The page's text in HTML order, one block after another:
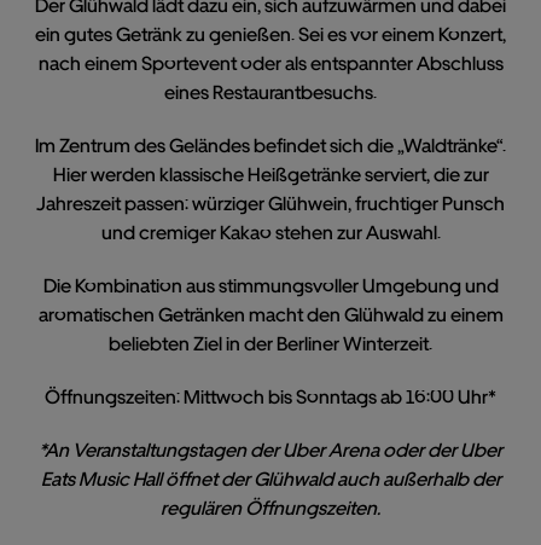
Der Glühwald lädt dazu ein, sich aufzuwärmen und dabei
ein gutes Getränk zu genießen. Sei es vor einem Konzert,
nach einem Sportevent oder als entspannter Abschluss
eines Restaurantbesuchs.
Im Zentrum des Geländes befindet sich die „Waldtränke“.
Hier werden klassische Heißgetränke serviert, die zur
Jahreszeit passen: würziger Glühwein, fruchtiger Punsch
und cremiger Kakao stehen zur Auswahl.
Die Kombination aus stimmungsvoller Umgebung und
aromatischen Getränken macht den Glühwald zu einem
beliebten Ziel in der Berliner Winterzeit.
Öffnungszeiten:Mittwoch bis Sonntags ab 16:00 Uhr*
*An Veranstaltungstagen der Uber Arena oder der Uber
Eats Music Hall öffnet der Glühwald auch außerhalb der
regulären Öffnungszeiten.